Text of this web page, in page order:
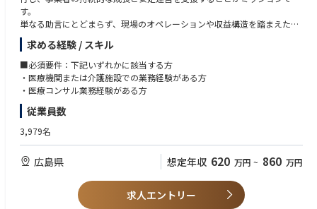
す。
単なる助言にとどまらず、現場のオペレーションや収益構造を踏まえた具
体的な支援を通じて、業績改善の実現と地域医療・介護体制の維持に貢献
します。これにより、当社グループの提供価値を高めるとともに、地域社
会全体の持続可能性向上に寄与していただきます。
【業務内容】
医療機関・介護施設等の医療介護事業者を対象に、業績改善に向けた取り
＜医療・介護事業者の業績改善活動の企画・推進＞
・医療機関・介護施設の運営状況、業績、課題の把握
・収益構造やコスト構造を踏まえた改善施策の企画
・業績改善に向けた取り組みの実行支援・フォロー
・医療・介護現場の実情を踏まえた実効性のある支援内容の検討
・必要に応じた医療コンサル的視点での助言・提案
求める経験 / スキル
■必須要件：下記いずれかに該当する方
・医療機関または介護施設での業務経験がある方
・医療コンサル業務経験がある方
従業員数
3,979名
広島県 想定年収 620 万円 ~ 860 万円
求人エントリー